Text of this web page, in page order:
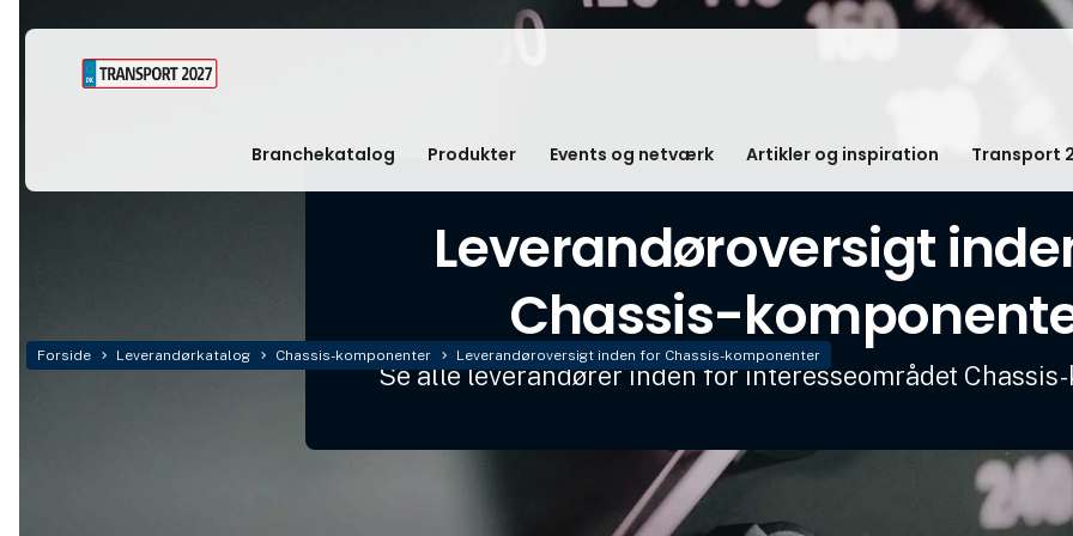
Branchekatalog Produkter Events og netværk Artikler og inspiration Transport
Forside Leverandørkatalog Chassis-komponenter Leverandøroversigt inden for Chassis-komponenter
Leverandøroversigt
Chassis-
Se alle leverandører inden for interesseområdet